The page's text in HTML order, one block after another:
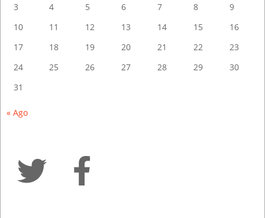
3
4 5 6 7 8
9
10
11 12 13 14 15
16
17
18 19 20 21 22
23
24
25 26 27 28 29
30
31
« Ago